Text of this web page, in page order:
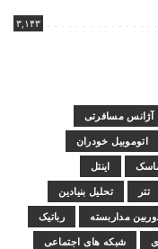
۳,۱۴۳
آژانس مسافرتی
اتوموبیل خودران
ماسک اینتل
تتر تحلیل بنیادین
مداربسته رباتیک
شبکه های اجتماعی